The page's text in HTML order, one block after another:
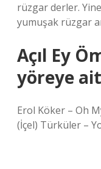
rüzgar derler.
yumuşak rüzgar
Açıl Ey
yöreye
Erol Köker – Oh
(İçel) Türküler –